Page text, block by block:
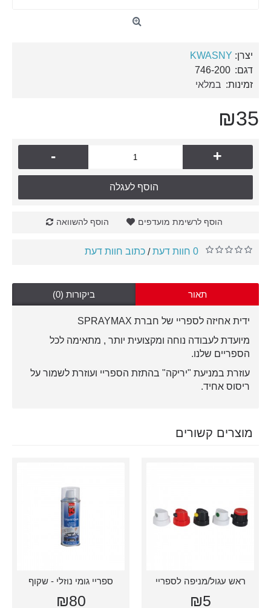
יצרן: KWASNY
דגם: 746-200
זמינות: במלאי
₪35
- +
הוסף לעגלה
הוסף לרשימת מועדפים הוסף להשוואה
0 חוות דעת / כתוב חוות דעת
תאור ביקורות (0)
ידית אחיזה לספריי של חברת SPRAYMAX
מיועדת לעבודה נוחה ומקצועית יותר , מתאימה לכל
הספריים שלנו.
עוזרת במניעת "יריקה" בהתזת הספריי ועוזרת לשמור על
ריסוס אחיד.
מוצרים קשורים
ראש עגול/מניפה לספריי
₪5
ספריי גומי נוזלי - שקוף
₪80